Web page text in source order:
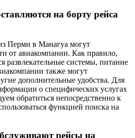
на борту рейса
Перми в Манагуа могут
от авиакомпании. Как правило,
развлекательные системы, питание
также могут
дополнительные удобства. Для
о специфических услугах
обратиться непосредственно к
функцией поиска на
рейсы на